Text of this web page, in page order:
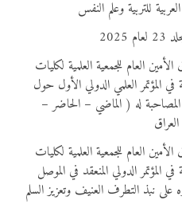
للتربية وعلم النفس
العام للجمعية العلمية لكليات
في المؤتمر العلمي الدولي الأول حول
له ( الماضي – الحاضر –
العام للجمعية العلمية لكليات
المؤتمر الدولي المنعقد في الموصل
على نبذ التطرف العنيف وتعزيز السلم